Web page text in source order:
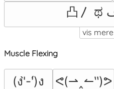
vis mere
Muscle Flexing
(ง'̀-'́)ง ᕙ(⇀‸↼‵‵)ᕗ